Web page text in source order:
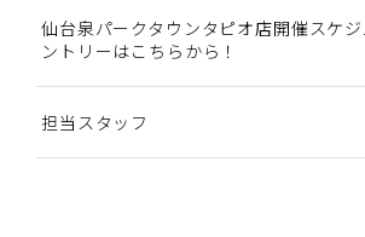
仙台泉パークタウンタピオ店開催スケ
ントリーはこちらから！
担当スタッフ